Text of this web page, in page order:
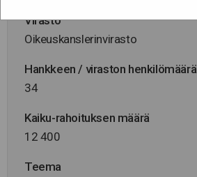
Virasto
Oikeuskanslerinvirasto
Hankkeen / viraston henkilömäärä
34
Kaiku-rahoituksen määrä
12 400
Teema